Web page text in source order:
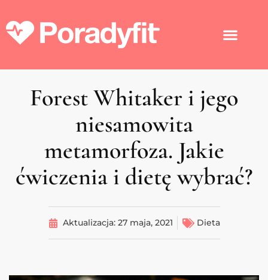
Forest Whitaker i jego
niesamowita
metamorfoza. Jakie
ćwiczenia i dietę wybrać?
Aktualizacja: 27 maja, 2021 Dieta